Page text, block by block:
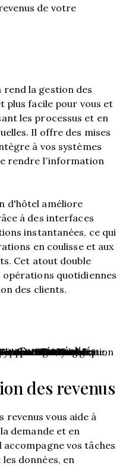
de votre
la gestion des
plus facile pour vous et
les processus et en
Il offre des mises
à vos systèmes
rendre l’information
d'hôtel améliore
à des interfaces
instantanées, ce qui
en coulisse et aux
Cet atout double
quotidiennes
des clients.
Fonctionnalités avancées
mobile, Support multilingue, Tarification dynamique, Vente additionnelle automatisée, Intégration CRM, Widgets de réservation personnalisables, Système d’avis et de retours clients
des revenus
revenus vous aide à
demande et en
vos tâches
données, en